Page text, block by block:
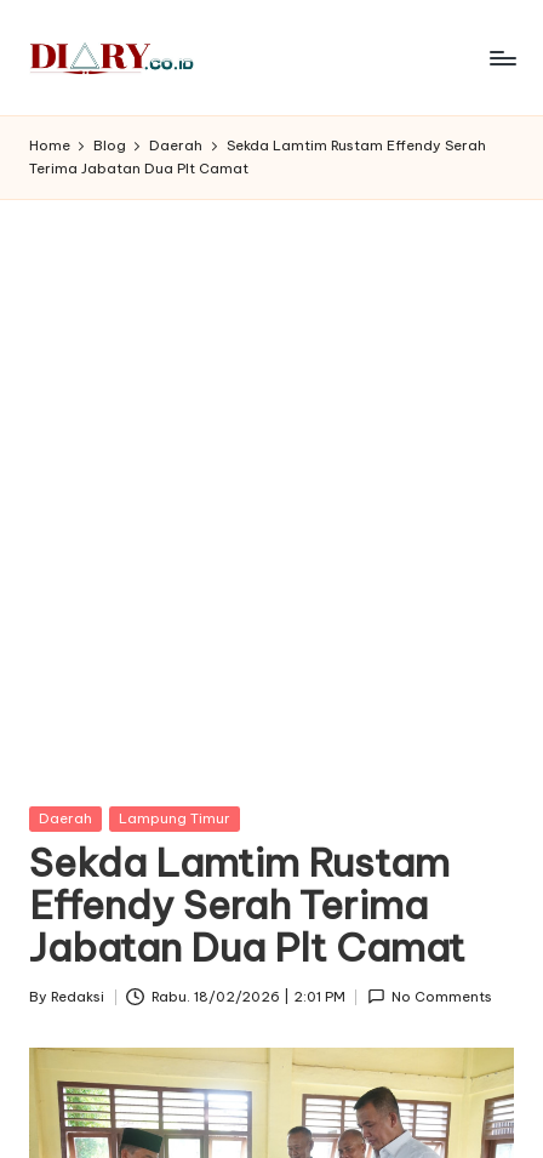
Skip
D
i
a
Indonesia
Home Blog Daerah
Sekda Lamtim Rustam Effendy Serah
Terima Jabatan Dua Plt Camat
Posted
Daerah Lampung Timur
Sekda Lamtim Rustam
Effendy Serah Terima
Jabatan Dua Plt Camat
Posted
By Redaksi Rabu. 18/02/2026 | 2:01 PM No Comments